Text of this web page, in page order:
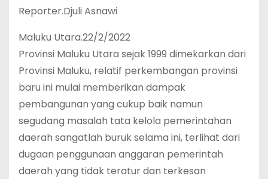
Reporter.Djuli Asnawi
Maluku Utara.22/2/2022
Provinsi Maluku Utara sejak 1999 dimekarkan dari
Provinsi Maluku, relatif perkembangan provinsi
baru ini mulai memberikan dampak
pembangunan yang cukup baik namun
segudang masalah tata kelola pemerintahan
daerah sangatlah buruk selama ini, terlihat dari
dugaan penggunaan anggaran pemerintah
daerah yang tidak teratur dan terkesan